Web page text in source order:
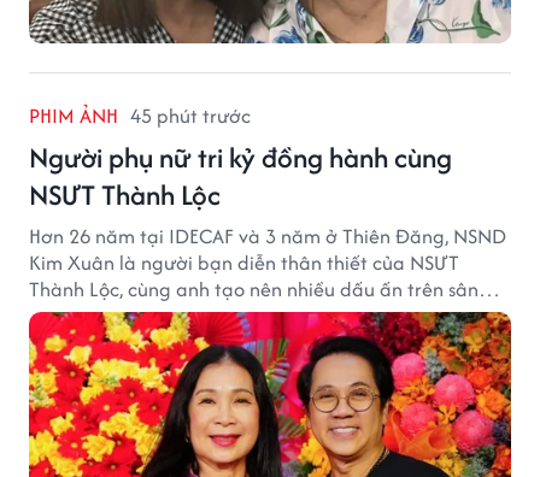
PHIM ẢNH 45 phút trước
Người phụ nữ tri kỷ đồng hành cùng
NSƯT Thành Lộc
Hơn 26 năm tại IDECAF và 3 năm ở Thiên Đăng, NSND
Kim Xuân là người bạn diễn thân thiết của NSƯT
Thành Lộc, cùng anh tạo nên nhiều dấu ấn trên sân
khấu.